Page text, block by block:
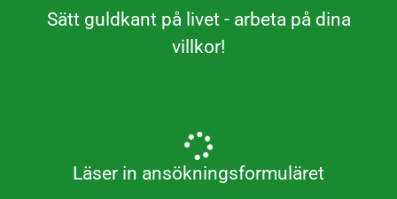
Sätt guldkant på livet - arbeta på dina
villkor!
Läser in ansökningsformuläret